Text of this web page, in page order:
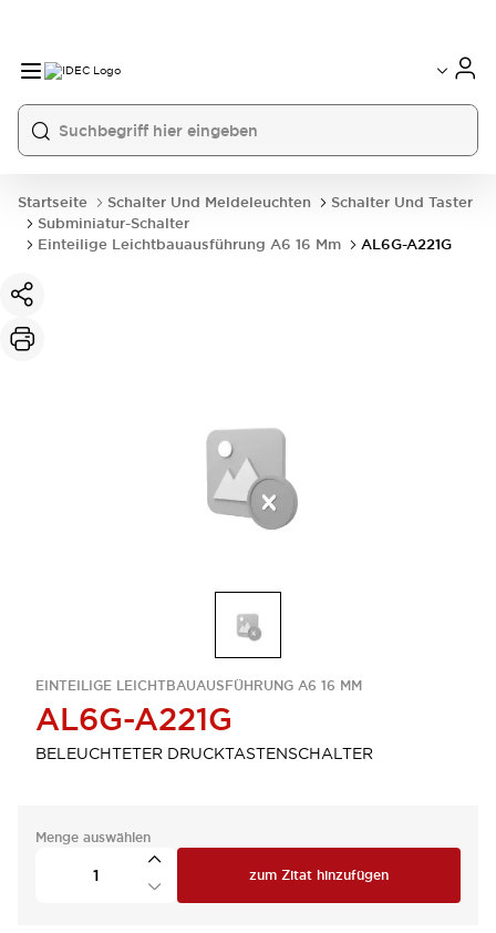
Startseite Schalter Und Meldeleuchten
Schalter Und Taster
Subminiatur-Schalter
Einteilige Leichtbauausführung A6 16 Mm
AL6G-A221G
EINTEILIGE LEICHTBAUAUSFÜHRUNG A6 16 MM
AL6G-A221G
BELEUCHTETER DRUCKTASTENSCHALTER
Menge auswählen
zum Zitat hinzufügen